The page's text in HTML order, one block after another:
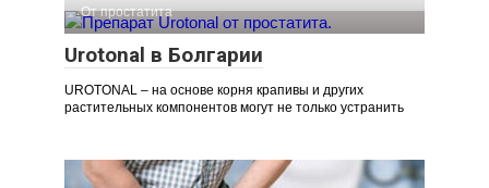
От простатита
Urotonal в Болгарии
UROTONAL – на основе корня крапивы и других
растительных компонентов могут не только устранить